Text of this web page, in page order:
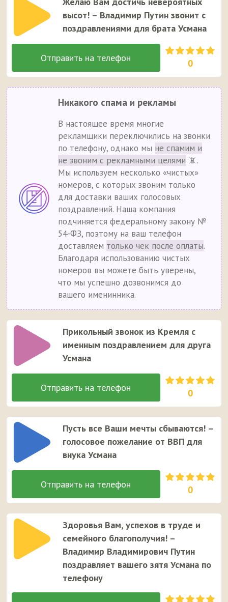
высот! – Владимир Путин звонит с
поздравлениями для брата Усмана
0
Никакого спама и рекламы
В настоящее время многие
рекламщики переключились на звонки
по телефону, однако мы не спамим и
не звоним с рекламными целями 📵.
Мы используем несколько «чистых»
номеров, с которых звоним только
для доставки ваших голосовых
поздравлений. Наша компания
подчиняется федеральному закону №
54-ФЗ, поэтому на ваш телефон
доставляем только чек после оплаты.
Благодаря использованию чистых
номеров вы можете быть уверены,
что мы успешно дозвонимся до
вашего именинника.
Прикольный звонок из Кремля с
именным поздравлением для друга
Усмана
0
Пусть все Ваши мечты сбываются! –
голосовое пожелание от ВВП для
внука Усмана
0
Здоровья Вам, успехов в труде и
семейного благополучия! –
Владимир Владимирович Путин
поздравляет вашего зятя Усмана по
телефону